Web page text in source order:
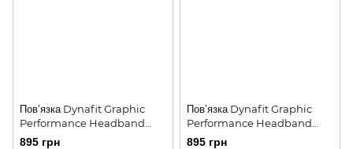
Пов’язка Dynafit Graphic
Performance Headband
блакитна
895 грн
Пов’язка Dynafit Graphic
Performance Headband
синя
895 грн